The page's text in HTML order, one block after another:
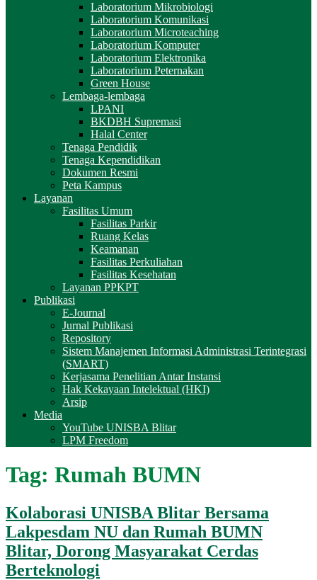
Laboratorium Mikrobiologi
Laboratorium Komunikasi
Laboratorium Microteaching
Laboratorium Komputer
Laboratorium Elektronika
Laboratorium Peternakan
Green House
Lembaga-lembaga
LPANI
BKDBH Supremasi
Halal Center
Tenaga Pendidik
Tenaga Kependidikan
Dokumen Resmi
Peta Kampus
Layanan
Fasilitas Umum
Fasilitas Parkir
Ruang Kelas
Keamanan
Fasilitas Perkuliahan
Fasilitas Kesehatan
Layanan PPKPT
Publikasi
E-Journal
Jurnal Publikasi
Repository
Sistem Manajemen Informasi Administrasi Terintegrasi
(SMART)
Kerjasama Penelitian Antar Instansi
Hak Kekayaan Intelektual (HKI)
Arsip
Media
YouTube UNISBA Blitar
LPM Freedom
Tag: Rumah BUMN
Kolaborasi UNISBA Blitar Bersama
Lakpesdam NU dan Rumah BUMN
Blitar, Dorong Masyarakat Cerdas
Berteknologi